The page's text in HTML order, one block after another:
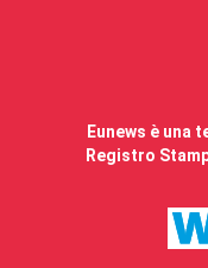
Eunews è
Registro